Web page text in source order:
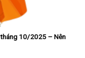
tháng 10/2025 – Nên